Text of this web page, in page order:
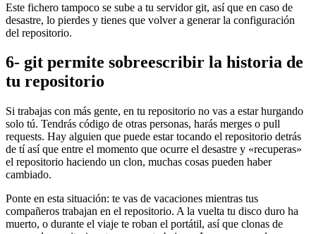
Este fichero tampoco se sube a tu servidor git, así que en caso de
desastre, lo pierdes y tienes que volver a generar la configuración
del repositorio.
6- git permite sobreescribir la historia de
tu repositorio
Si trabajas con más gente, en tu repositorio no vas a estar hurgando
solo tú. Tendrás código de otras personas, harás merges o pull
requests. Hay alguien que puede estar tocando el repositorio detrás
de tí así que entre el momento que ocurre el desastre y «recuperas»
el repositorio haciendo un clon, muchas cosas pueden haber
cambiado.
Ponte en esta situación: te vas de vacaciones mientras tus
compañeros trabajan en el repositorio. A la vuelta tu disco duro ha
muerto, o durante el viaje te roban el portátil, así que clonas de